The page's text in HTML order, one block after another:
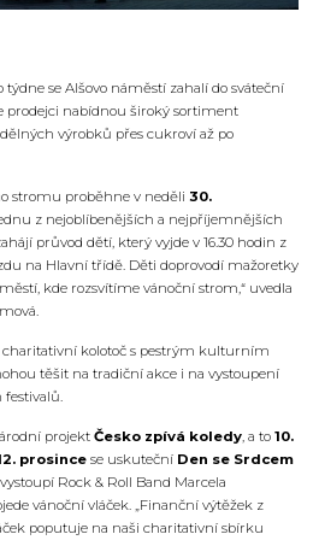
týdne se Alšovo náměstí zahalí do sváteční
prodejci nabídnou široký sortiment
výrobků přes cukroví až po
stromu proběhne v neděli 30.
z nejoblíbenějších a nejpříjemnějších
průvod dětí, který vyjde v 16.30 hodin z
na Hlavní třídě. Děti doprovodí mažoretky
kde rozsvítíme vánoční strom,“ uvedla
charitativní kolotoč s pestrým kulturním
těšit na tradiční akce i na vystoupení
projekt Česko zpívá koledy, a to 10.
prosince se uskuteční Den se Srdcem
Rock & Roll Band Marcela
vánoční vláček. „Finanční výtěžek z
poputuje na naši charitativní sbírku